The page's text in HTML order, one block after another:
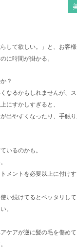
して欲しい。」と、お客
に時間が掛かる。
？
なるかもしれませんが、
にすかしすぎると、
出やすくなったり、手触り
いるのかも。
メントを必要以上に付け
い続けてるとベッタリして
。
ケアが逆に髪の毛を傷め